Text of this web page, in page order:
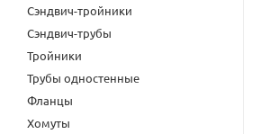
Сэндвич-тройники
Сэндвич-трубы
Тройники
Трубы одностенные
Фланцы
Хомуты